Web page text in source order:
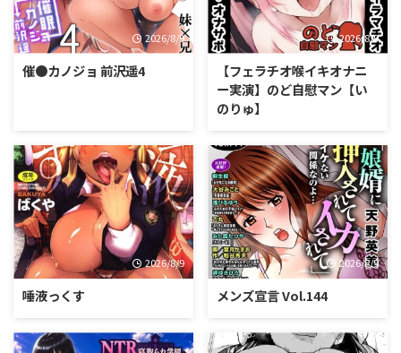
2026/8/9
催●カノジョ 前沢遥4
2026/8/9
【フェラチオ喉イキオナニ
ー実演】のど自慰マン【い
のりゅ】
2026/8/9
唾液っくす
2026/8/9
メンズ宣言 Vol.144